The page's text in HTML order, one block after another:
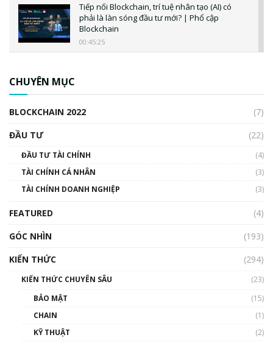
Tiếp nối Blockchain, trí tuệ nhân tạo (AI) có
phải là làn sóng đầu tư mới? | Phổ cập
Blockchain
00:45:25
00:02:14
Nhìn lại năm 2022: Những sự kiện ảnh hưởng
đến hệ sinh thái tiền mã hoá | Phổ cập
CHUYÊN MỤC
BLOCKCHAIN 2022
(7)
ĐẦU TƯ
(22)
ĐẦU TƯ TÀI CHÍNH
(4)
TÀI CHÍNH CÁ NHÂN
(3)
TÀI CHÍNH DOANH NGHIỆP
(3)
FEATURED
(4)
GÓC NHÌN
(193)
KIẾN THỨC
(294)
KIẾN THỨC CHUYÊN SÂU
(23)
BẢO MẬT
(15)
CHAIN
(1)
KỸ THUẬT
(2)